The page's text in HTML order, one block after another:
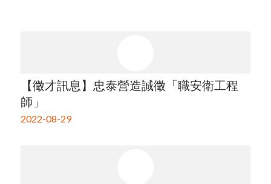
【徵才訊息】忠泰營造誠徵「職安衛工程
師」
2022-08-29